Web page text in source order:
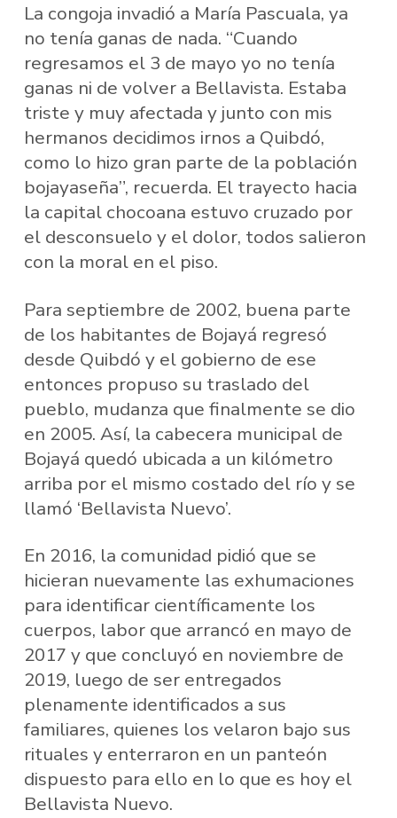
La congoja invadió a María Pascuala, ya
no tenía ganas de nada. “Cuando
regresamos el 3 de mayo yo no tenía
ganas ni de volver a Bellavista. Estaba
triste y muy afectada y junto con mis
hermanos decidimos irnos a Quibdó,
como lo hizo gran parte de la población
bojayaseña”, recuerda. El trayecto hacia
la capital chocoana estuvo cruzado por
el desconsuelo y el dolor, todos salieron
con la moral en el piso.
Para septiembre de 2002, buena parte
de los habitantes de Bojayá regresó
desde Quibdó y el gobierno de ese
entonces propuso su traslado del
pueblo, mudanza que finalmente se dio
en 2005. Así, la cabecera municipal de
Bojayá quedó ubicada a un kilómetro
arriba por el mismo costado del río y se
llamó ‘Bellavista Nuevo’.
En 2016, la comunidad pidió que se
hicieran nuevamente las exhumaciones
para identificar científicamente los
cuerpos, labor que arrancó en mayo de
2017 y que concluyó en noviembre de
2019, luego de ser entregados
plenamente identificados a sus
familiares, quienes los velaron bajo sus
rituales y enterraron en un panteón
dispuesto para ello en lo que es hoy el
Bellavista Nuevo.